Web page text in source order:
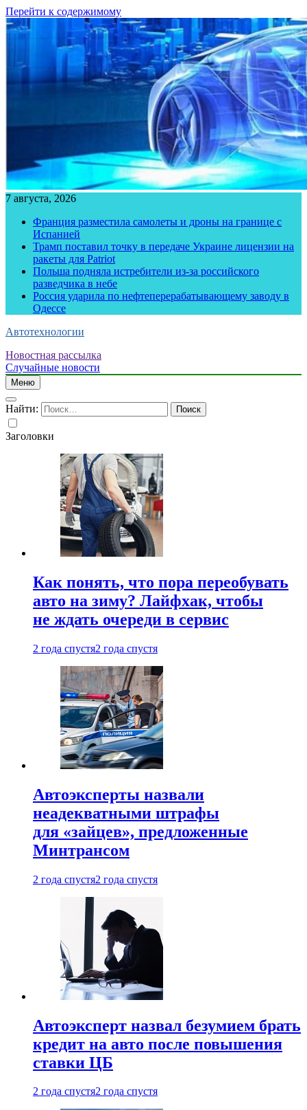
Перейти к содержимому
7 августа, 2026
Франция разместила самолеты и дроны на границе с
Испанией
Трамп поставил точку в передаче Украине лицензии на
ракеты для Patriot
Польша подняла истребители из-за российского
разведчика в небе
Россия ударила по нефтеперерабатывающему заводу в
Одессе
Автотехнологии
Новостная рассылка
Случайные новости
Меню
Найти:
Заголовки
Как понять, что пора переобувать
авто на зиму? Лайфхак, чтобы
не ждать очереди в сервис
2 года спустя2 года спустя
Автоэксперты назвали
неадекватными штрафы
для «зайцев», предложенные
Минтрансом
2 года спустя2 года спустя
Автоэксперт назвал безумием брать
кредит на авто после повышения
ставки ЦБ
2 года спустя2 года спустя